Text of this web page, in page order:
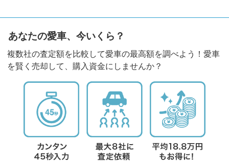
あなたの愛車、今いくら？
複数社の査定額を比較して愛車の最高額を調べよう！愛車
を賢く売却して、購入資金にしませんか？